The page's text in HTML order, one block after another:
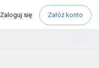
Zaloguj się Załóż konto